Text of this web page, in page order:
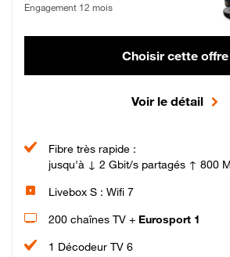
Engagement 12 mois
Choisir cette offre
Voir le détail
Fibre très rapide :
jusqu'à ↓ 2 Gbit/s partagés ↑ 800
Livebox S : Wifi 7
200 chaînes TV + Eurosport 1
1 Décodeur TV 6